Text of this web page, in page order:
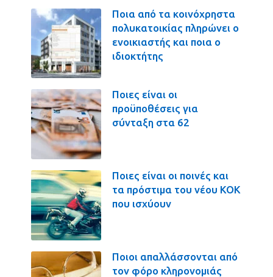
Ποια από τα κοινόχρηστα
πολυκατοικίας πληρώνει ο
ενοικιαστής και ποια ο
ιδιοκτήτης
Ποιες είναι οι
προϋποθέσεις για
σύνταξη στα 62
Ποιες είναι οι ποινές και
τα πρόστιμα του νέου ΚΟΚ
που ισχύουν
Ποιοι απαλλάσσονται από
τον φόρο κληρονομιάς